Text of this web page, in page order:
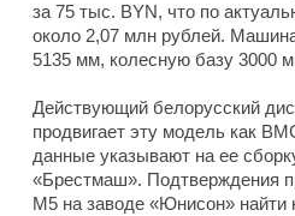
за 75 тыс. BYN, что по
около 2,07 млн рублей.
5135 мм, колесную базу 3000
Действующий белорусский
продвигает эту модель как
данные указывают на ее
«Брестмаш». Подтверждения
M5 на заводе «Юнисон»